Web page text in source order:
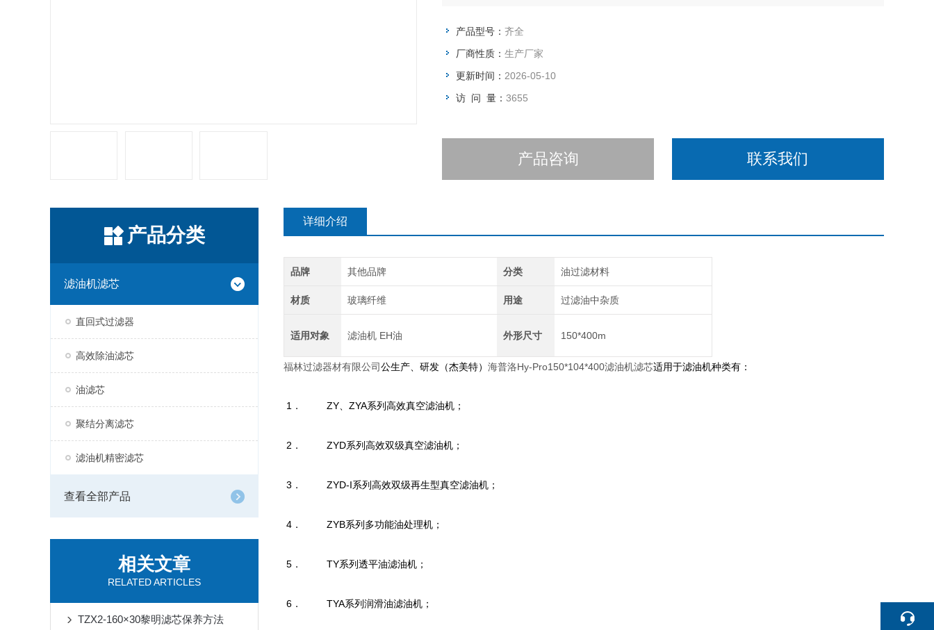
产品型号： 齐全
厂商性质： 生产厂家
更新时间： 2026-05-10
访 问 量： 3655
产品咨询 联系我们
产品分类
滤油机滤芯
直回式过滤器
高效除油滤芯
油滤芯
聚结分离滤芯
滤油机精密滤芯
查看全部产品
相关文章
RELATED ARTICLES
TZX2-160×30黎明滤芯保养方法
详细介绍
品牌 其他品牌 分类 油过滤材料
材质 玻璃纤维 用途 过滤油中杂质
适用对象 滤油机 EH油 外形尺寸 150*400m
福林过滤器材有限公司公生产、研发（杰美特） 海普洛Hy-Pro150*104*400滤油机滤芯适用于滤油机种类有：
1 ． ZY ZYA系列高效真空滤油机；
2 ． ZYD系列高效双级真空滤油机；
3 ． ZYD-I系列高效双级再生型真空滤油机；
4 ． ZYB系列多功能油处理机；
5 ． TY系列透平油滤油机；
6 ． TYA系列润滑油滤油机；